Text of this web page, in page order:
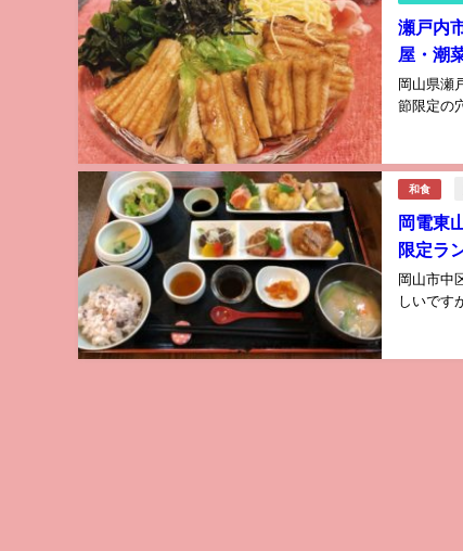
瀬戸内
屋・潮
岡山県瀬
節限定の
和食
岡電東
限定ラ
岡山市中
しいです